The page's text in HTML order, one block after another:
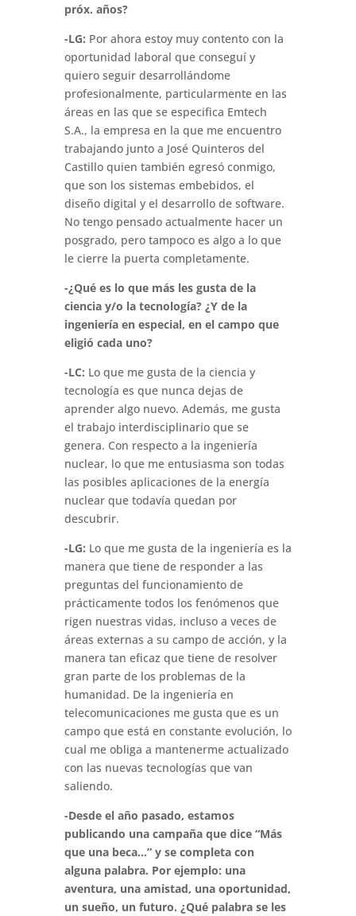
próx. años?
-LG: Por ahora estoy muy contento con la
oportunidad laboral que conseguí y
quiero seguir desarrollándome
profesionalmente, particularmente en las
áreas en las que se especifica Emtech
S.A., la empresa en la que me encuentro
trabajando junto a José Quinteros del
Castillo quien también egresó conmigo,
que son los sistemas embebidos, el
diseño digital y el desarrollo de software.
No tengo pensado actualmente hacer un
posgrado, pero tampoco es algo a lo que
le cierre la puerta completamente.
-¿Qué es lo que más les gusta de la
ciencia y/o la tecnología? ¿Y de la
ingeniería en especial, en el campo que
eligió cada uno?
-LC: Lo que me gusta de la ciencia y
tecnología es que nunca dejas de
aprender algo nuevo. Además, me gusta
el trabajo interdisciplinario que se
genera. Con respecto a la ingeniería
nuclear, lo que me entusiasma son todas
las posibles aplicaciones de la energía
nuclear que todavía quedan por
descubrir.
-LG: Lo que me gusta de la ingeniería es la
manera que tiene de responder a las
preguntas del funcionamiento de
prácticamente todos los fenómenos que
rigen nuestras vidas, incluso a veces de
áreas externas a su campo de acción, y la
manera tan eficaz que tiene de resolver
gran parte de los problemas de la
humanidad. De la ingeniería en
telecomunicaciones me gusta que es un
campo que está en constante evolución, lo
cual me obliga a mantenerme actualizado
con las nuevas tecnologías que van
saliendo.
-Desde el año pasado, estamos
publicando una campaña que dice “Más
que una beca…” y se completa con
alguna palabra. Por ejemplo: una
aventura, una amistad, una oportunidad,
un sueño, un futuro. ¿Qué palabra se les